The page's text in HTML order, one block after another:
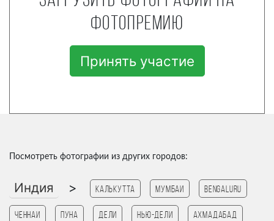
фотопремию
Принять участие
Посмотреть фотографии из других городов:
Индия > Калькутта Мумбаи Bengaluru
Ченнаи Пуна Дели Нью-Дели Ахмадабад